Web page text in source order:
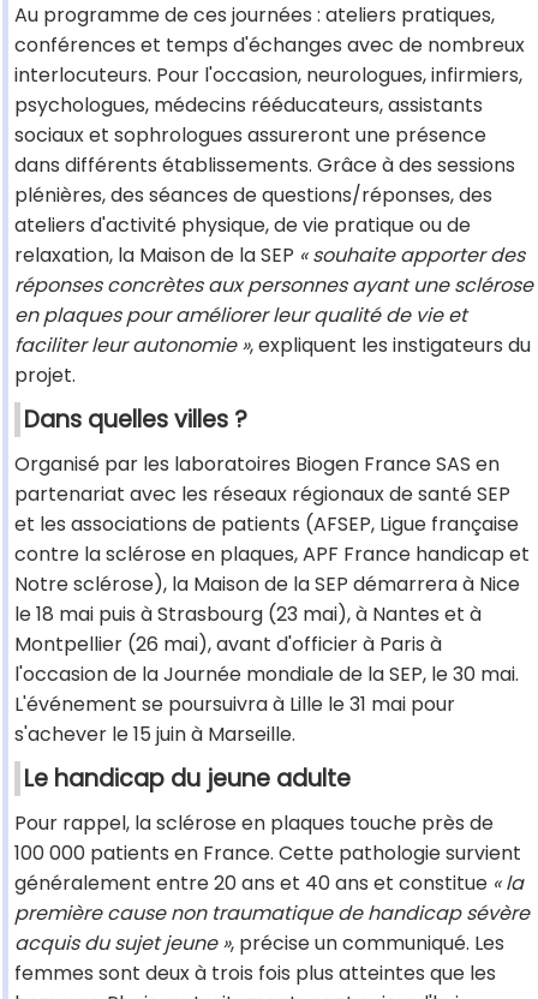
Au programme de ces journées : ateliers pratiques,
conférences et temps d'échanges avec de nombreux
interlocuteurs. Pour l'occasion, neurologues, infirmiers,
psychologues, médecins rééducateurs, assistants
sociaux et sophrologues assureront une présence
dans différents établissements. Grâce à des sessions
plénières, des séances de questions/réponses, des
ateliers d'activité physique, de vie pratique ou de
relaxation, la Maison de la SEP « souhaite apporter des
réponses concrètes aux personnes ayant une sclérose
en plaques pour améliorer leur qualité de vie et
faciliter leur autonomie », expliquent les instigateurs du
projet.
Dans quelles villes ?
Organisé par les laboratoires Biogen France SAS en
partenariat avec les réseaux régionaux de santé SEP
et les associations de patients (AFSEP, Ligue française
contre la sclérose en plaques, APF France handicap et
Notre sclérose), la Maison de la SEP démarrera à Nice
le 18 mai puis à Strasbourg (23 mai), à Nantes et à
Montpellier (26 mai), avant d'officier à Paris à
l'occasion de la Journée mondiale de la SEP, le 30 mai.
L'événement se poursuivra à Lille le 31 mai pour
s'achever le 15 juin à Marseille.
Le handicap du jeune adulte
Pour rappel, la sclérose en plaques touche près de
100 000 patients en France. Cette pathologie survient
généralement entre 20 ans et 40 ans et constitue « la
première cause non traumatique de handicap sévère
acquis du sujet jeune », précise un communiqué. Les
femmes sont deux à trois fois plus atteintes que les